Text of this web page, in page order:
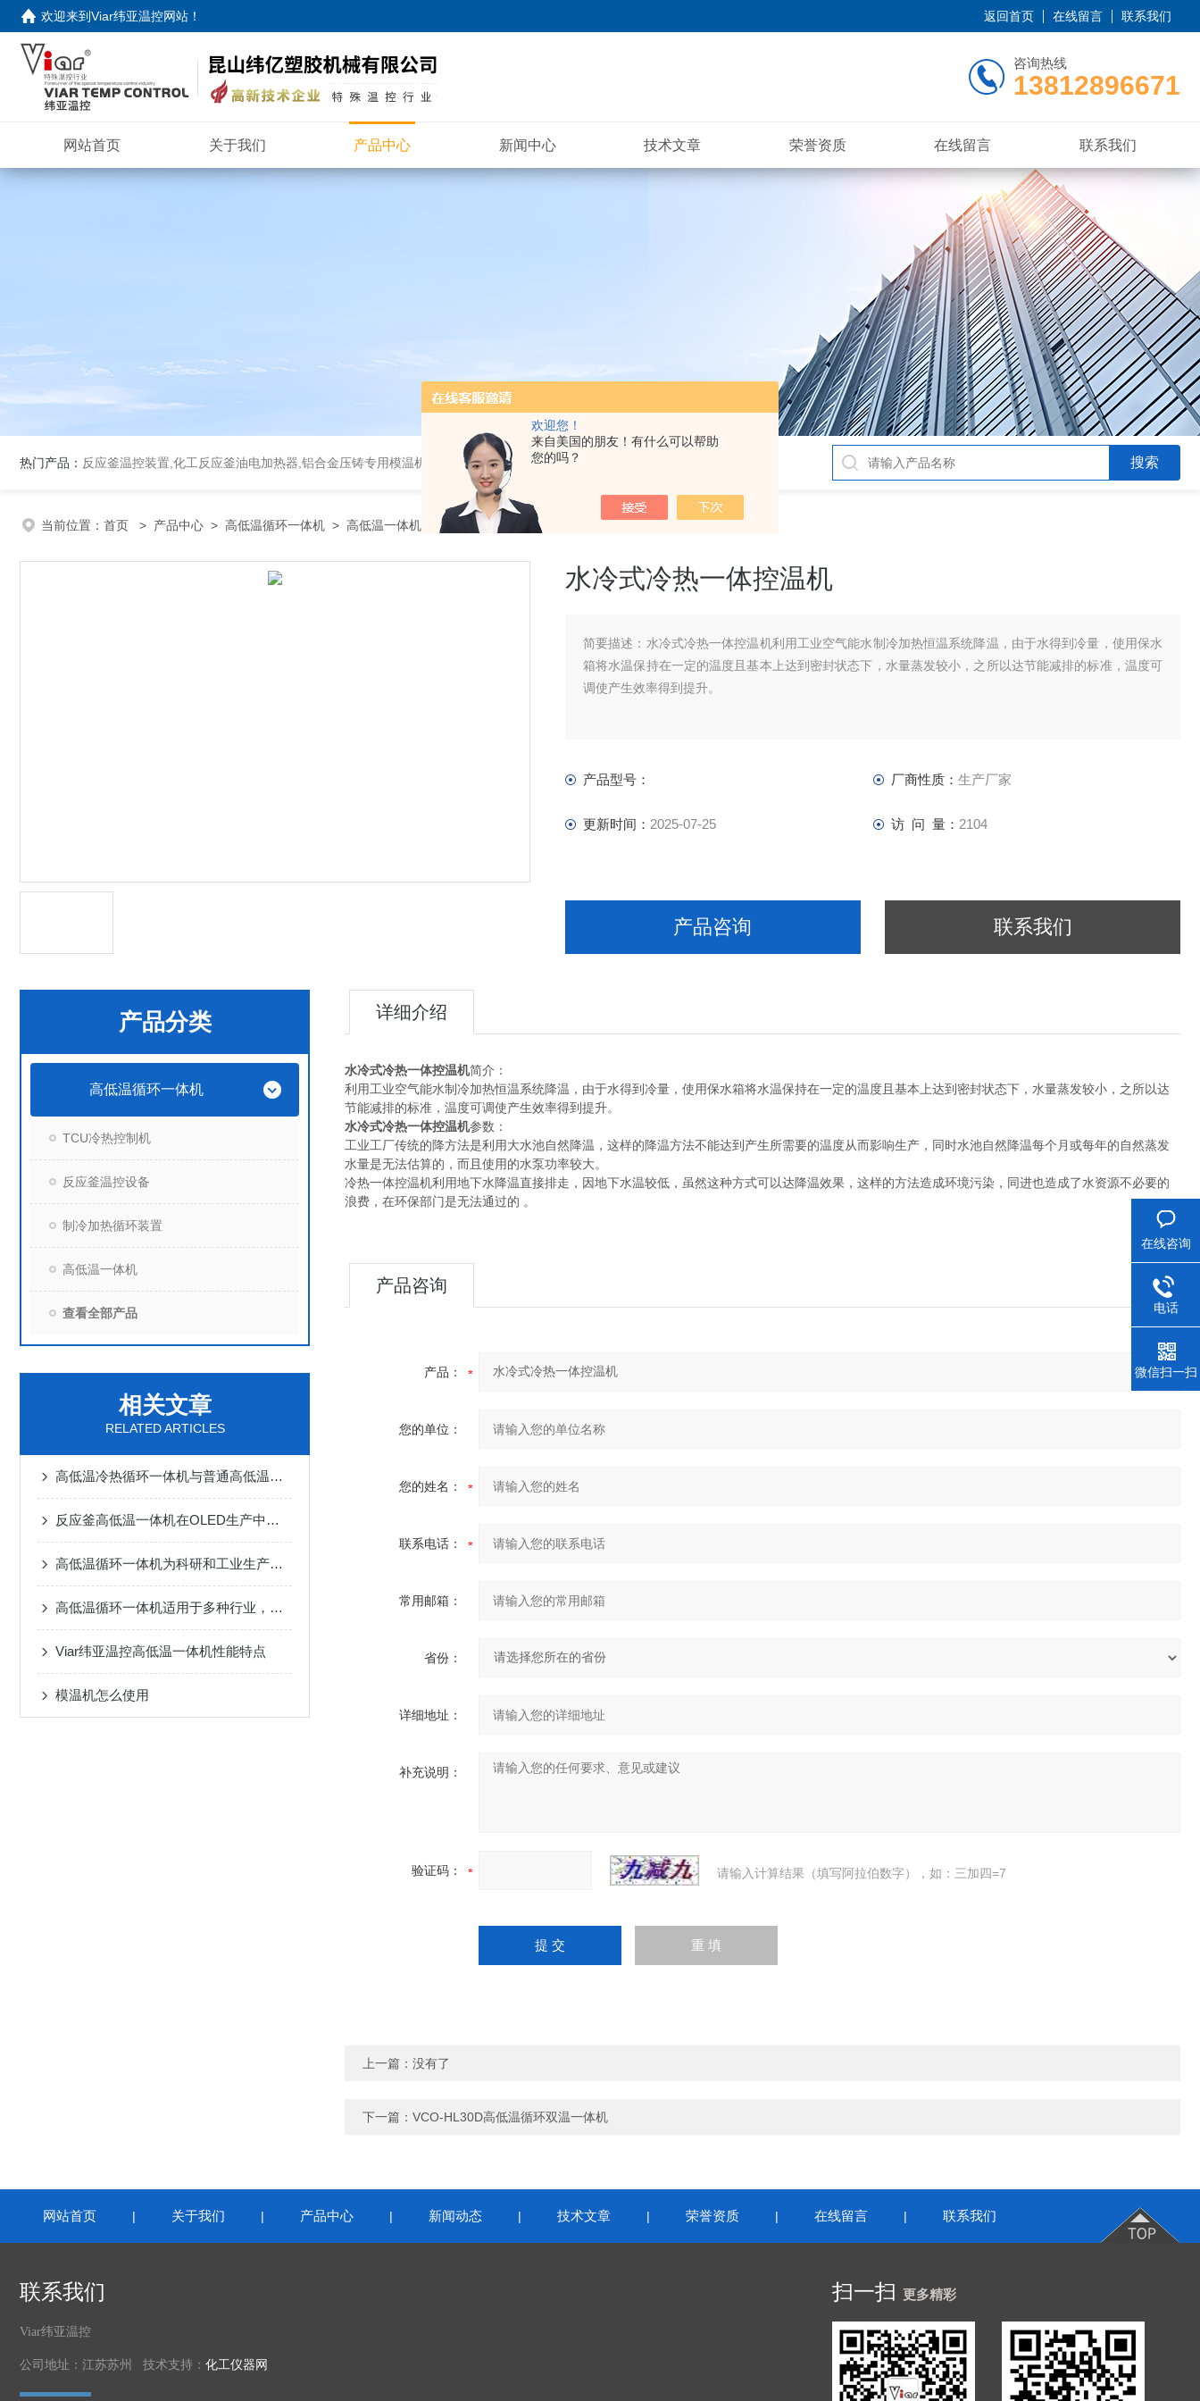
欢迎您！
来自美国的朋友！有什么可以帮助
您的吗？
欢迎来到Viar纬亚温控网站 ！ 返回首页 在线留言 联系我们
咨询热线
13812896671
网站首页 关于我们 产品中心 新闻中心 技术文章 荣誉资质 在线留言 联系我们
热门产品： 反应釜温控装置,化工反应釜油电加热器,铝合金压铸专用模温机
当前位置： 首页 > 产品中心 > 高低温循环一体机 > 高低温一体机 > 水冷式冷热一体控温机
水冷式冷热一体控温机
简要描述： 水冷式冷热一体控温机利用工业空气能水制冷加热恒温系统降温，由于水得到冷量，使用保水
箱将水温保持在一定的温度且基本上达到密封状态下，水量蒸发较小，之所以达节能减排的标准，温度可
调使产生效率得到提升。
产品型号： 厂商性质： 生产厂家
更新时间： 2025-07-25 访 问 量： 2104
产品咨询 联系我们
产品分类
高低温循环一体机
TCU冷热控制机
反应釜温控设备
制冷加热循环装置
高低温一体机
查看全部产品
相关文章
RELATED ARTICLES
高低温冷热循环一体机与普通高低温箱的区别
反应釜高低温一体机在OLED生产中的应用实例
高低温循环一体机为科研和工业生产提供稳定的环境
高低温循环一体机适用于多种行业，应用广泛
Viar纬亚温控高低温一体机性能特点
模温机怎么使用
详细介绍
水冷式冷热一体控温机简介：
利用工业空气能水制冷加热恒温系统降温，由于水得到冷量，使用保水箱将水温保持在一定的温度且基本上达到密封状态下，水量蒸发较小，之所以达
节能减排的标准，温度可调使产生效率得到提升。
水冷式冷热一体控温机参数：
工业工厂传统的降方法是利用大水池自然降温，这样的降温方法不能达到产生所需要的温度从而影响生产，同时水池自然降温每个月或每年的自然蒸发
水量是无法估算的，而且使用的水泵功率较大。
冷热一体控温机利用地下水降温直接排走，因地下水温较低，虽然这种方式可以达降温效果，这样的方法造成环境污染，同进也造成了水资源不必要的
浪费，在环保部门是无法通过的 。
产品咨询
产品：
您的单位：
您的姓名：
联系电话：
常用邮箱：
省份：
详细地址：
补充说明：
验证码： 请输入计算结果（填写阿拉伯数字），如：三加四=7
上一篇：没有了
下一篇： VCO-HL30D高低温循环双温一体机
网站首页 | 关于我们 | 产品中心 | 新闻动态 | 技术文章 | 荣誉资质 | 在线留言 | 联系我们
联系我们
Viar纬亚温控
公司地址：江苏苏州 技术支持： 化工仪器网
扫一扫 更多精彩
在线咨询
电话
微信扫一扫